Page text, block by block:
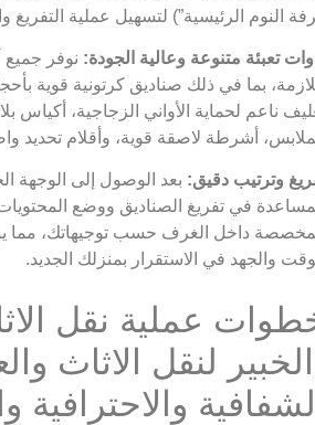
النوم الرئيسية”) لتسهيل عملية التفريغ
تعبئة متنوعة وعالية الجودة: نوفر جميع
بما في ذلك صناديق كرتونية قوية
ناعم لحماية الأواني الزجاجية، أكياس
أشرطة لاصقة قوية، وأقلام تحديد
وترتيب دقيق: بعد الوصول إلى الوجهة
في تفريغ الصناديق ووضع
داخل الغرف حسب توجيهاتك، مما
والجهد في الاستقرار بمنزلك الجديد.
عملية نقل
لنقل الاثاث
والاحترافية